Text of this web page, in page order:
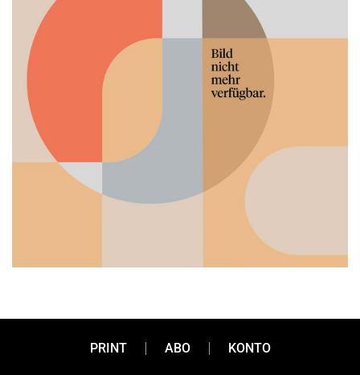
Musterschüler
PRINT ABO KONTO